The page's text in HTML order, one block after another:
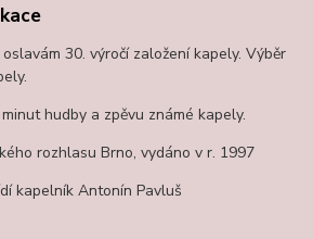
30. výročí založení kapely. Výběr
hudby a zpěvu známé kapely.
rozhlasu Brno, vydáno v r. 1997
kapelník Antonín Pavluš